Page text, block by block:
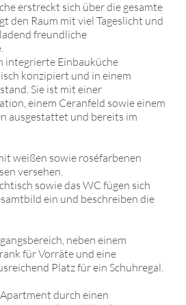
erstreckt sich über die gesamte
den Raum mit viel Tageslicht und
freundliche
integrierte Einbauküche
konzipiert und in einem
Sie ist mit einer
einem Ceranfeld sowie einem
ausgestattet und bereits im
weißen sowie roséfarbenen
versehen.
sowie das WC fügen sich
ein und beschreiben die
neben einem
für Vorräte und eine
Platz für ein Schuhregal.
durch einen